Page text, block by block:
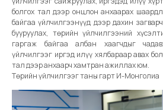
болгох тал дээр онцлон анхаарах
байгаа үйлчилгээнүүд дээр дахин
бууруулах, төрийн үйлчилгээний
гаргаж байгаа албан хаагчдыг
үйлчилгээг иргэд илүү хялбараар авах
тал дээр анхаарч хамтран ажиллах юм.
Төрийн үйлчилгээг таны гарт И-Монголиа